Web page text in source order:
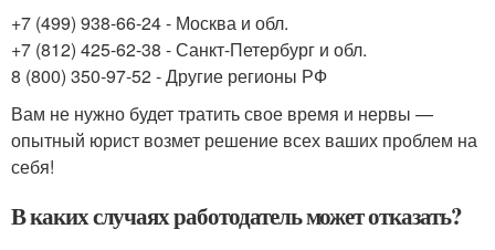
+7 (499) 938-66-24 - Москва и обл.
+7 (812) 425-62-38 - Санкт-Петербург и обл.
8 (800) 350-97-52 - Другие регионы РФ
Вам не нужно будет тратить свое время и нервы —
опытный юрист возмет решение всех ваших проблем на
себя!
В каких случаях работодатель может отказать?